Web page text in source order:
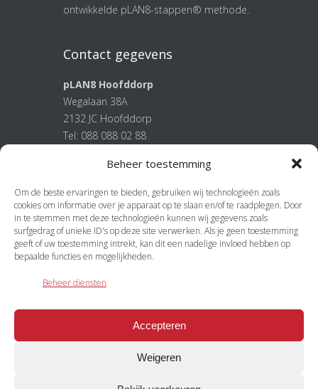
Beheer toestemming
Om de beste ervaringen te bieden, gebruiken wij technologieën zoals
cookies om informatie over je apparaat op te slaan en/of te raadplegen. Door
in te stemmen met deze technologieën kunnen wij gegevens zoals
surfgedrag of unieke ID's op deze site verwerken. Als je geen toestemming
geeft of uw toestemming intrekt, kan dit een nadelige invloed hebben op
bepaalde functies en mogelijkheden.
Beheer diensten
Accepteren
Weigeren
ontwikkelde pLAN8-stappen® methode.
Contact gegevens
pLAN8 Hoofddorp
Wegalaan 38A
2132 JC Hoofddorp
Tel: 088 088 02 88
Meer
pLAN8 stappenplan
Algemene voorwaarden
Onze Privacy Verklaring